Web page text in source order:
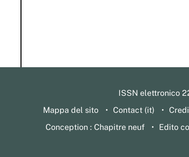
ISSN elettronico
Mappa del sito
Contact (it)
Conception : Chapitre neuf
Edito